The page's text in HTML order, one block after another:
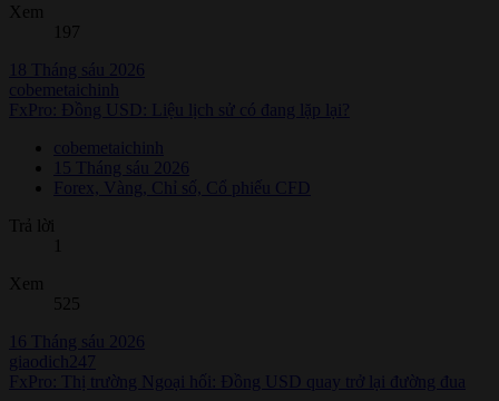
Xem
197
18 Tháng sáu 2026
cobemetaichinh
FxPro: Đồng USD: Liệu lịch sử có đang lặp lại?
cobemetaichinh
15 Tháng sáu 2026
Forex, Vàng, Chỉ số, Cổ phiếu CFD
Trả lời
Xem
525
16 Tháng sáu 2026
giaodich247
FxPro: Thị trường Ngoại hối: Đồng USD quay trở lại đường đua